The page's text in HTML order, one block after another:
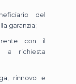
del
garanzia;
con il
la richiesta
rinnovo e